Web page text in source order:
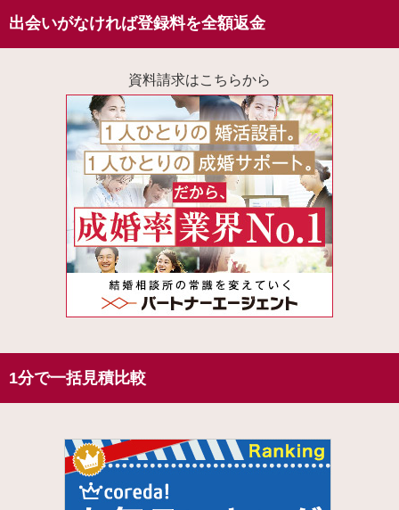
出会いがなければ登録料を全額返金
資料請求はこちらから
1分で一括見積比較